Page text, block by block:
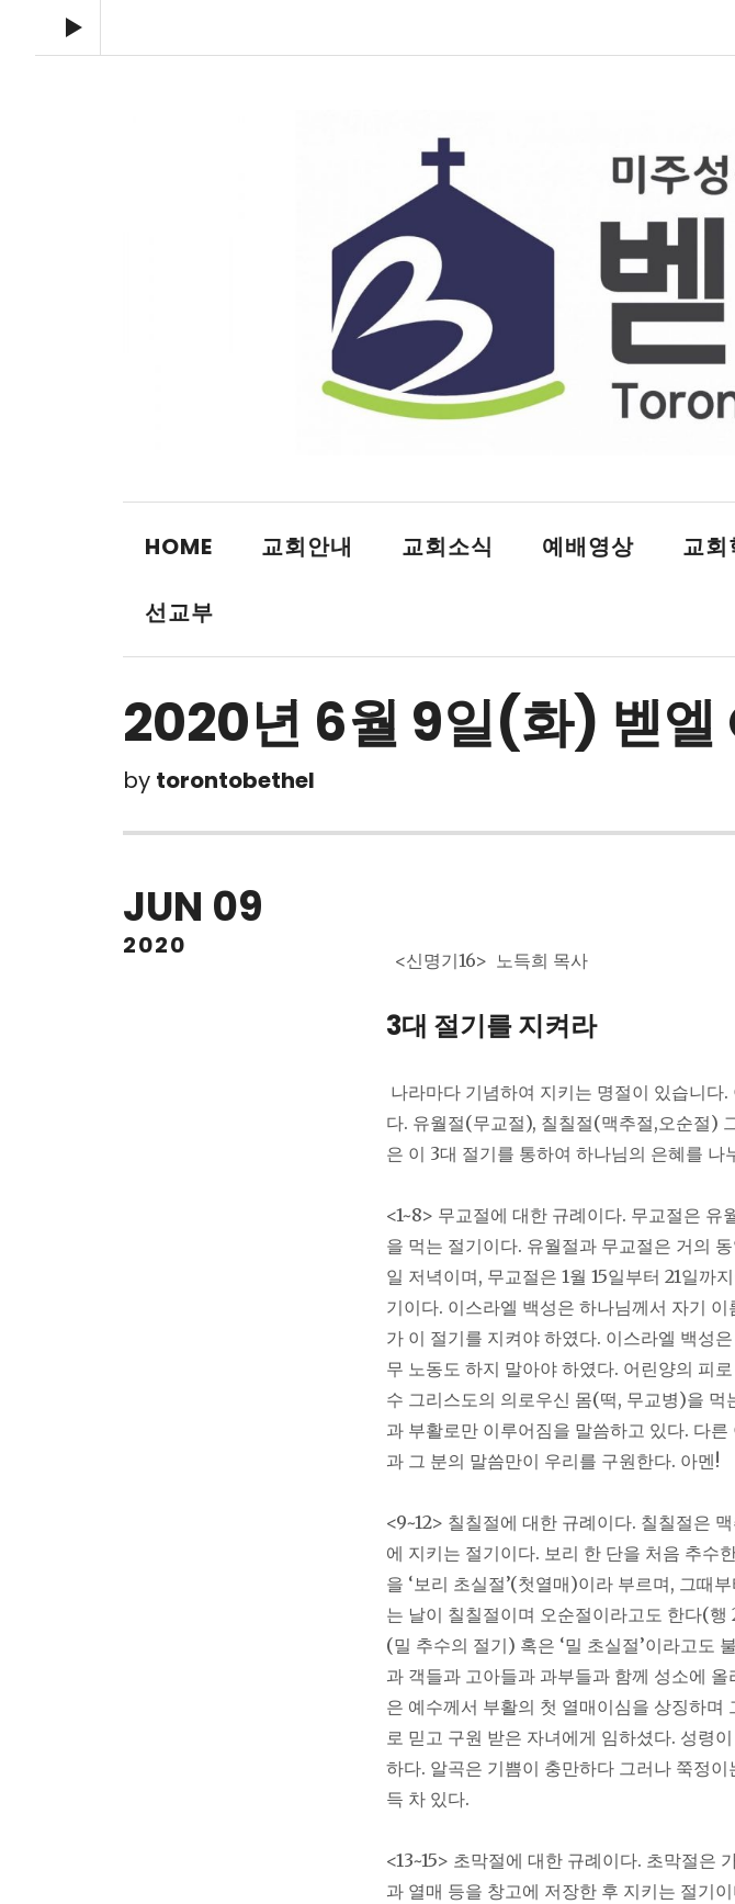
HOME 교회안내 교회소식 예배영상 교회
선교부
2020년 6월 9일(화) 벧엘
by torontobethel
JUN 09
2020 <신명기16> 노득희 목사
3대 절기를 지켜라
나라마다 기념하여 지키는 명절이 있습니다
다. 유월절(무교절), 칠칠절(맥추절,오순절)
은 이 3대 절기를 통하여 하나님의 은혜를 나
<1~8> 무교절에 대한 규례이다. 무교절은
을 먹는 절기이다. 유월절과 무교절은 거의
일 저녁이며, 무교절은 1월 15일부터 21일까
기이다. 이스라엘 백성은 하나님께서 자기
가 이 절기를 지켜야 하였다. 이스라엘 백성
무 노동도 하지 말아야 하였다. 어린양의 피
수 그리스도의 의로우신 몸(떡, 무교병)을
과 부활로만 이루어짐을 말씀하고 있다. 다
과 그 분의 말씀만이 우리를 구원한다. 아멘!
<9~12> 칠칠절에 대한 규례이다. 칠칠절은
에 지키는 절기이다. 보리 한 단을 처음 추수
을 ‘보리 초실절’(첫열매)이라 부르며, 그때
는 날이 칠칠절이며 오순절이라고도 한다(행
(밀 추수의 절기) 혹은 ‘밀 초실절’이라고도
과 객들과 고아들과 과부들과 함께 성소에
은 예수께서 부활의 첫 열매이심을 상징하
로 믿고 구원 받은 자녀에게 임하셨다. 성령
하다. 알곡은 기쁨이 충만하다 그러나 쭉정
득 차 있다.
<13~15> 초막절에 대한 규례이다. 초막절은
과 열매 등을 창고에 저장한 후 지키는 절기
Audio Player